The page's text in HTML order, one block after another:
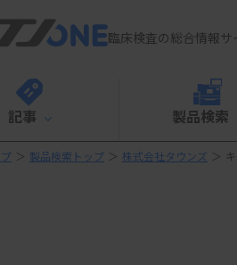
臨床検査の総合情報サ
記事 製品検索
＞ 製品検索トップ ＞ 株式会社タウンズ ＞